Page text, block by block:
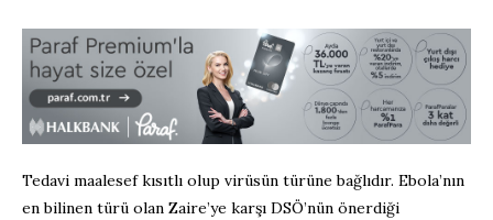
Tedavi maalesef kısıtlı olup virüsün türüne bağlıdır. Ebola’nın
en bilinen türü olan Zaire’ye karşı DSÖ’nün önerdiği